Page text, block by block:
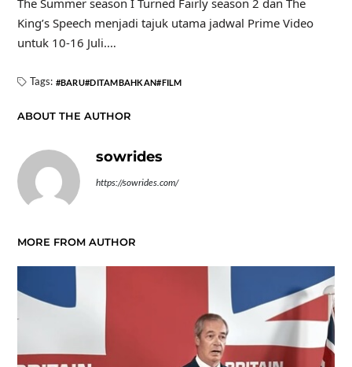
The Summer season I Turned Fairly season 2 dan The
King’s Speech menjadi tajuk utama jadwal Prime Video
untuk 10-16 Juli.…
Tags: BARU DITAMBAHKAN FILM
ABOUT THE AUTHOR
sowrides
https://sowrides.com/
MORE FROM AUTHOR